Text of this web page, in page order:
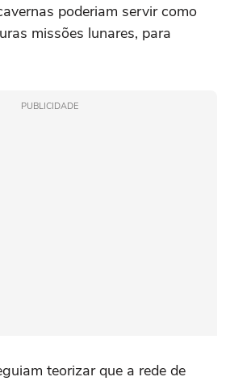
poderiam servir como
missões lunares, para
PUBLICIDADE
teorizar que a rede de